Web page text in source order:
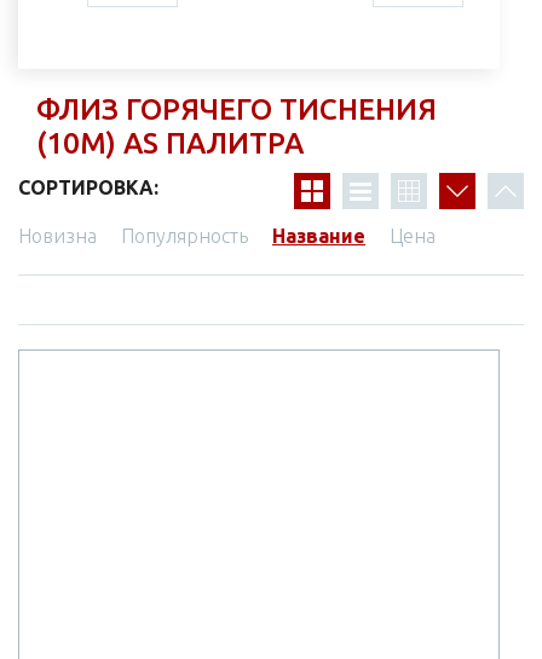
ФЛИЗ ГОРЯЧЕГО ТИСНЕНИЯ
(10М) AS ПАЛИТРА
СОРТИРОВКА:
Новизна Популярность Название Цена